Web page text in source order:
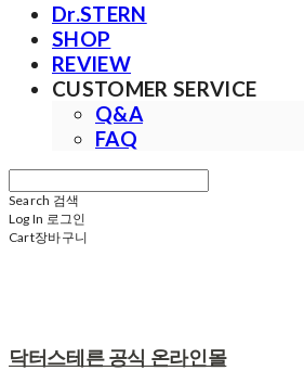
Dr.STERN
SHOP
REVIEW
CUSTOMER SERVICE
Q&A
FAQ
Search 검색
Log In 로그인
Cart장바구니
닥터스테른 공식 온라인몰